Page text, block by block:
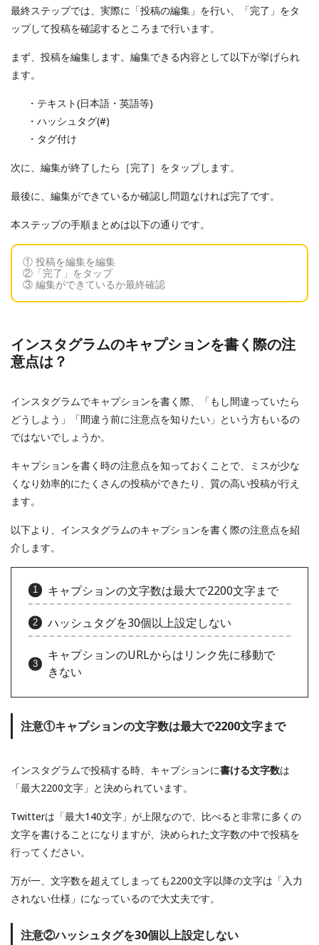
最終ステップでは、実際に「投稿の編集」を行い、「完了」をタ
ップして投稿を確認するところまで行います。
まず、投稿を編集します。編集できる内容として以下が挙げられ
ます。
・テキスト(日本語・英語等)
・ハッシュタグ(#)
・タグ付け
次に、編集が終了したら［完了］をタップします。
最後に、編集ができているか確認し問題なければ完了です。
本ステップの手順まとめは以下の通りです。
① 投稿を編集を編集
②「完了」をタップ
③ 編集ができているか最終確認
インスタグラムのキャプションを書く際の注
意点は？
インスタグラムでキャプションを書く際、「もし間違っていたら
どうしよう」「間違う前に注意点を知りたい」という方もいるの
ではないでしょうか。
キャプションを書く時の注意点を知っておくことで、ミスが少な
くなり効率的にたくさんの投稿ができたり、質の高い投稿が行え
ます。
以下より、インスタグラムのキャプションを書く際の注意点を紹
介します。
キャプションの文字数は最大で2200文字まで
ハッシュタグを30個以上設定しない
キャプションのURLからはリンク先に移動で
きない
注意①キャプションの文字数は最大で2200文字まで
インスタグラムで投稿する時、キャプションに書ける文字数は
「最大2200文字」と決められています。
Twitterは「最大140文字」が上限なので、比べると非常に多くの
文字を書けることになりますが、決められた文字数の中で投稿を
行ってください。
万が一、文字数を超えてしまっても2200文字以降の文字は「入力
されない仕様」になっているので大丈夫です。
注意②ハッシュタグを30個以上設定しない